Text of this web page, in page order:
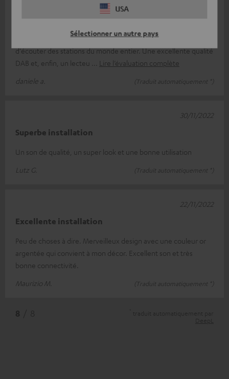
USA
Sélectionner un autre pays
Conception unique, excellente qualité sonore, permet
d'écouter des stations du monde entier. Une excellente qualité
DAB et, enfin, un lecteu
Lire l’évaluation complète
daniele a.
(Traduit automatiquement *)
Superbe installation
Un son de qualité, un super look et une bonne utilisation
Lutz G.
(Traduit automatiquement *)
30/11/2022
Excellente installation
Peu de choses à dire. Merveilleux design avec une couleur or
argentée qui convient à mon décor. Excellent son et très
bonne connectivité.
Maurizio M.
(Traduit automatiquement *)
22/11/2022